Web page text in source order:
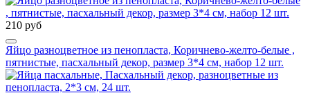
210 руб
Яйцо разноцветное из пенопласта, Коричнево-желто-белые ,
пятнистые, пасхальный декор, размер 3*4 см, набор 12 шт.